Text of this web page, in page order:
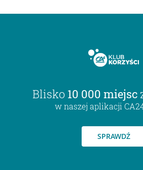
Blisko 10 000 miejsc
w naszej aplikacji
SPRAWDŹ